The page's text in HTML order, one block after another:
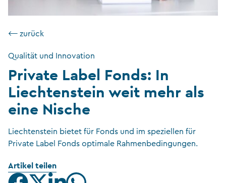
⟵ zurück
Qualität und Innovation
Private Label Fonds: In
Liechtenstein weit mehr als
eine Nische
Liechtenstein bietet für Fonds und im speziellen für
Private Label Fonds optimale Rahmenbedingungen.
Artikel teilen